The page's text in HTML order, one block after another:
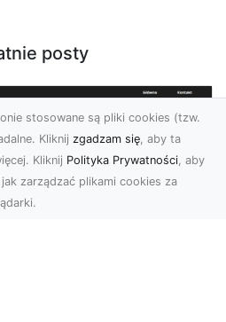
posty
stosowane są pliki cookies (tzw.
Kliknij zgadzam się, aby ta
Kliknij Polityka Prywatności, aby
zarządzać plikami cookies za